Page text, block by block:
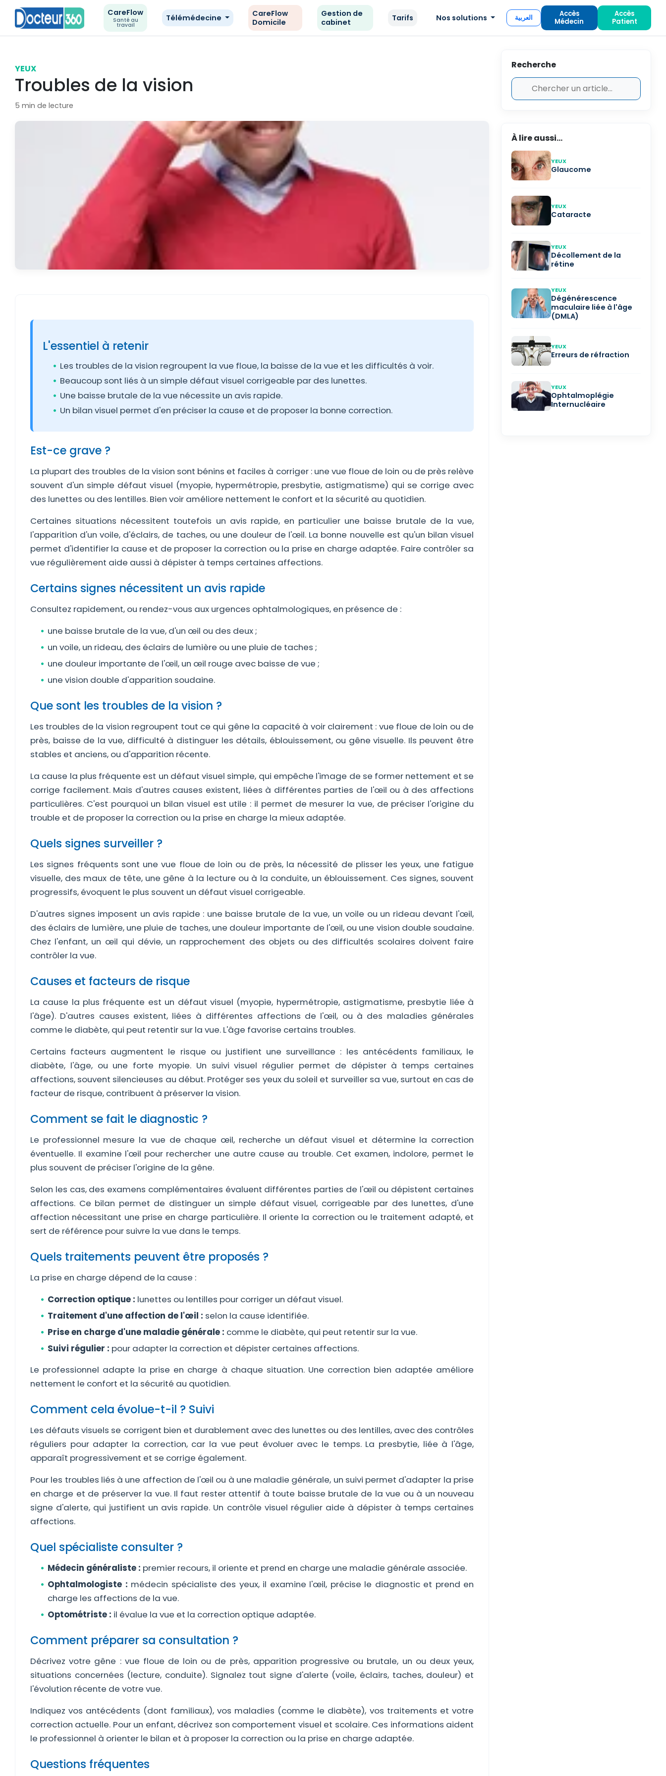
CareFlow
Santé au
travail
Télémédecine
CareFlow
Domicile
Gestion de
cabinet
Tarifs Nos solutions العربية
Accès
Médecin
Accès
Patient
YEUX
Troubles de la vision
5 min de lecture
L'essentiel à retenir
Les troubles de la vision regroupent la vue floue, la baisse de la vue et les difficultés à voir.
Beaucoup sont liés à un simple défaut visuel corrigeable par des lunettes.
Une baisse brutale de la vue nécessite un avis rapide.
Un bilan visuel permet d'en préciser la cause et de proposer la bonne correction.
Est-ce grave ?
La plupart des troubles de la vision sont bénins et faciles à corriger : une vue floue de loin ou de près relève
souvent d'un simple défaut visuel (myopie, hypermétropie, presbytie, astigmatisme) qui se corrige avec
des lunettes ou des lentilles. Bien voir améliore nettement le confort et la sécurité au quotidien.
Certaines situations nécessitent toutefois un avis rapide, en particulier une baisse brutale de la vue,
l'apparition d'un voile, d'éclairs, de taches, ou une douleur de l'œil. La bonne nouvelle est qu'un bilan visuel
permet d'identifier la cause et de proposer la correction ou la prise en charge adaptée. Faire contrôler sa
vue régulièrement aide aussi à dépister à temps certaines affections.
Certains signes nécessitent un avis rapide
Consultez rapidement, ou rendez-vous aux urgences ophtalmologiques, en présence de :
une baisse brutale de la vue, d'un œil ou des deux ;
un voile, un rideau, des éclairs de lumière ou une pluie de taches ;
une douleur importante de l'œil, un œil rouge avec baisse de vue ;
une vision double d'apparition soudaine.
Que sont les troubles de la vision ?
Les troubles de la vision regroupent tout ce qui gêne la capacité à voir clairement : vue floue de loin ou de
près, baisse de la vue, difficulté à distinguer les détails, éblouissement, ou gêne visuelle. Ils peuvent être
stables et anciens, ou d'apparition récente.
La cause la plus fréquente est un défaut visuel simple, qui empêche l'image de se former nettement et se
corrige facilement. Mais d'autres causes existent, liées à différentes parties de l'œil ou à des affections
particulières. C'est pourquoi un bilan visuel est utile : il permet de mesurer la vue, de préciser l'origine du
trouble et de proposer la correction ou la prise en charge la mieux adaptée.
Quels signes surveiller ?
Les signes fréquents sont une vue floue de loin ou de près, la nécessité de plisser les yeux, une fatigue
visuelle, des maux de tête, une gêne à la lecture ou à la conduite, un éblouissement. Ces signes, souvent
progressifs, évoquent le plus souvent un défaut visuel corrigeable.
D'autres signes imposent un avis rapide : une baisse brutale de la vue, un voile ou un rideau devant l'œil,
des éclairs de lumière, une pluie de taches, une douleur importante de l'œil, ou une vision double soudaine.
Chez l'enfant, un œil qui dévie, un rapprochement des objets ou des difficultés scolaires doivent faire
contrôler la vue.
Causes et facteurs de risque
La cause la plus fréquente est un défaut visuel (myopie, hypermétropie, astigmatisme, presbytie liée à
l'âge). D'autres causes existent, liées à différentes affections de l'œil, ou à des maladies générales
comme le diabète, qui peut retentir sur la vue. L'âge favorise certains troubles.
Certains facteurs augmentent le risque ou justifient une surveillance : les antécédents familiaux, le
diabète, l'âge, ou une forte myopie. Un suivi visuel régulier permet de dépister à temps certaines
affections, souvent silencieuses au début. Protéger ses yeux du soleil et surveiller sa vue, surtout en cas de
facteur de risque, contribuent à préserver la vision.
Comment se fait le diagnostic ?
Le professionnel mesure la vue de chaque œil, recherche un défaut visuel et détermine la correction
éventuelle. Il examine l'œil pour rechercher une autre cause au trouble. Cet examen, indolore, permet le
plus souvent de préciser l'origine de la gêne.
Selon les cas, des examens complémentaires évaluent différentes parties de l'œil ou dépistent certaines
affections. Ce bilan permet de distinguer un simple défaut visuel, corrigeable par des lunettes, d'une
affection nécessitant une prise en charge particulière. Il oriente la correction ou le traitement adapté, et
sert de référence pour suivre la vue dans le temps.
Quels traitements peuvent être proposés ?
La prise en charge dépend de la cause :
Correction optique : lunettes ou lentilles pour corriger un défaut visuel.
Traitement d'une affection de l'œil : selon la cause identifiée.
Prise en charge d'une maladie générale : comme le diabète, qui peut retentir sur la vue.
Suivi régulier : pour adapter la correction et dépister certaines affections.
Le professionnel adapte la prise en charge à chaque situation. Une correction bien adaptée améliore
nettement le confort et la sécurité au quotidien.
Comment cela évolue-t-il ? Suivi
Les défauts visuels se corrigent bien et durablement avec des lunettes ou des lentilles, avec des contrôles
réguliers pour adapter la correction, car la vue peut évoluer avec le temps. La presbytie, liée à l'âge,
apparaît progressivement et se corrige également.
Pour les troubles liés à une affection de l'œil ou à une maladie générale, un suivi permet d'adapter la prise
en charge et de préserver la vue. Il faut rester attentif à toute baisse brutale de la vue ou à un nouveau
signe d'alerte, qui justifient un avis rapide. Un contrôle visuel régulier aide à dépister à temps certaines
affections.
Quel spécialiste consulter ?
Médecin généraliste : premier recours, il oriente et prend en charge une maladie générale associée.
Ophtalmologiste : médecin spécialiste des yeux, il examine l'œil, précise le diagnostic et prend en
charge les affections de la vue.
Optométriste : il évalue la vue et la correction optique adaptée.
Comment préparer sa consultation ?
Décrivez votre gêne : vue floue de loin ou de près, apparition progressive ou brutale, un ou deux yeux,
situations concernées (lecture, conduite). Signalez tout signe d'alerte (voile, éclairs, taches, douleur) et
l'évolution récente de votre vue.
Indiquez vos antécédents (dont familiaux), vos maladies (comme le diabète), vos traitements et votre
correction actuelle. Pour un enfant, décrivez son comportement visuel et scolaire. Ces informations aident
le professionnel à orienter le bilan et à proposer la correction ou la prise en charge adaptée.
Questions fréquentes
Recherche
À lire aussi...
YEUX
Glaucome
YEUX
Cataracte
YEUX
Décollement de la
rétine
YEUX
Dégénérescence
maculaire liée à l'âge
(DMLA)
YEUX
Erreurs de réfraction
YEUX
Ophtalmoplégie
Internucléaire